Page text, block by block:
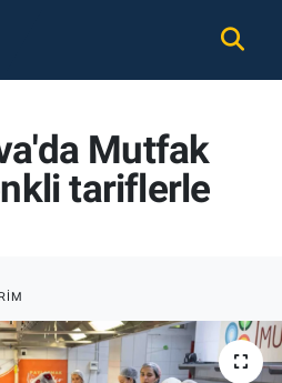
Mutfak
tariflerle
ve Fikstür